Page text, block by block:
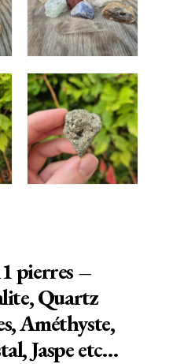
pierres –
Quartz
Améthyste,
Jaspe etc…